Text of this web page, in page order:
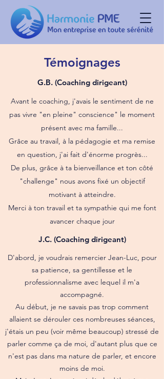
Témoignages
G.B. (Coaching dirigeant)
Avant le coaching, j'avais le sentiment de ne
pas vivre "en pleine" conscience" le moment
présent avec ma famille...
Grâce au travail, à la pédagogie et ma remise
en question, j'ai fait d'énorme progrès...
De plus, grâce à ta bienveillance et ton côté
"challenge" nous avons fixé un objectif
motivant à atteindre.
Merci à ton travail et ta sympathie qui me font
avancer chaque jour
J.C. (Coaching dirigeant)
D'abord, je voudrais remercier Jean-Luc, pour
sa patience, sa gentillesse et le
professionnalisme avec lequel il m'a
accompagné.
Au début, je ne savais pas trop comment
allaient se dérouler ces nombreuses séances,
j'étais un peu (voir même beaucoup) stressé de
parler comme ça de moi, d'autant plus que ce
n'est pas dans ma nature de parler, et encore
moins de moi.